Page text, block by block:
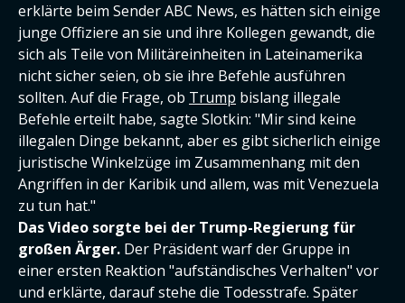
erklärte beim Sender ABC News, es hätten sich einige
junge Offiziere an sie und ihre Kollegen gewandt, die
sich als Teile von Militäreinheiten in Lateinamerika
nicht sicher seien, ob sie ihre Befehle ausführen
sollten. Auf die Frage, ob Trump bislang illegale
Befehle erteilt habe, sagte Slotkin: "Mir sind keine
illegalen Dinge bekannt, aber es gibt sicherlich einige
juristische Winkelzüge im Zusammenhang mit den
Angriffen in der Karibik und allem, was mit Venezuela
zu tun hat."
Das Video sorgte bei der Trump-Regierung für
großen Ärger. Der Präsident warf der Gruppe in
einer ersten Reaktion "aufständisches Verhalten" vor
und erklärte, darauf stehe die Todesstrafe. Später